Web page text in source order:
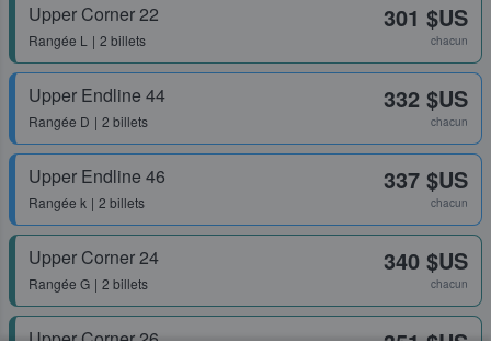
Upper Corner 22
Rangée L 2 billets
301 $US
chacun
Upper Endline 44
Rangée D 2 billets
332 $US
chacun
Upper Endline 46
Rangée k 2 billets
337 $US
chacun
Upper Corner 24
Rangée G 2 billets
340 $US
chacun